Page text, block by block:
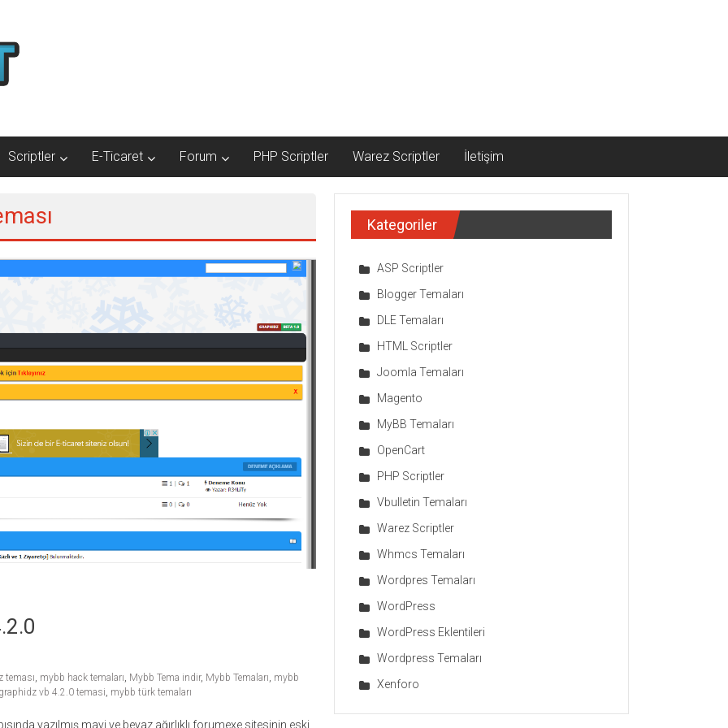
Scriptler E-Ticaret Forum PHP Scriptler Warez Scriptler İletişim
teması, mybb hack temaları, Mybb Tema indir, Mybb Temaları, mybb
vb 4.2.0 temasi, mybb türk temaları
yazılmış mavi ve beyaz ağırlıklı forumexe sitesinin eski
Kategoriler
ASP Scriptler
Blogger Temaları
DLE Temaları
HTML Scriptler
Joomla Temaları
Magento
MyBB Temaları
OpenCart
PHP Scriptler
Vbulletin Temaları
Warez Scriptler
Whmcs Temaları
Wordpres Temaları
WordPress
WordPress Eklentileri
Wordpress Temaları
Xenforo